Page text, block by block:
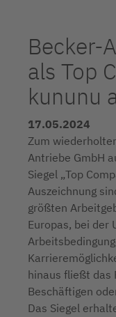
Becker-
als Top
kununu
17.05.2024
Zum
Antriebe GmbH
Siegel „Top
Auszeichnung
größten
Europas, bei der
hinaus fließt das
Beschäftigen
Das Siegel